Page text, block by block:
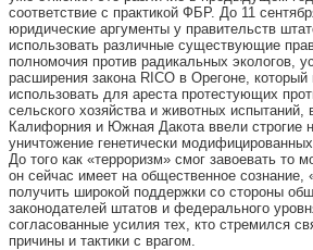
соответствие с практикой ФБР. До 11
юридические аргументы у правительств
использовать различные существующие
полномочия против радикальных экологов,
расширения закона RICO в Орегоне,
использовать для ареста протестующих
сельского хозяйства и животных испытаний,
Калифорния и Южная Дакота ввели строгие
уничтожение генетически
До того как «терроризм» смог завоевать то
он сейчас имеет на общественное сознание,
получить широкой поддержки со стороны
законодателей штатов и федерального
согласованные усилия тех, кто стремился
причины и тактики с врагом.